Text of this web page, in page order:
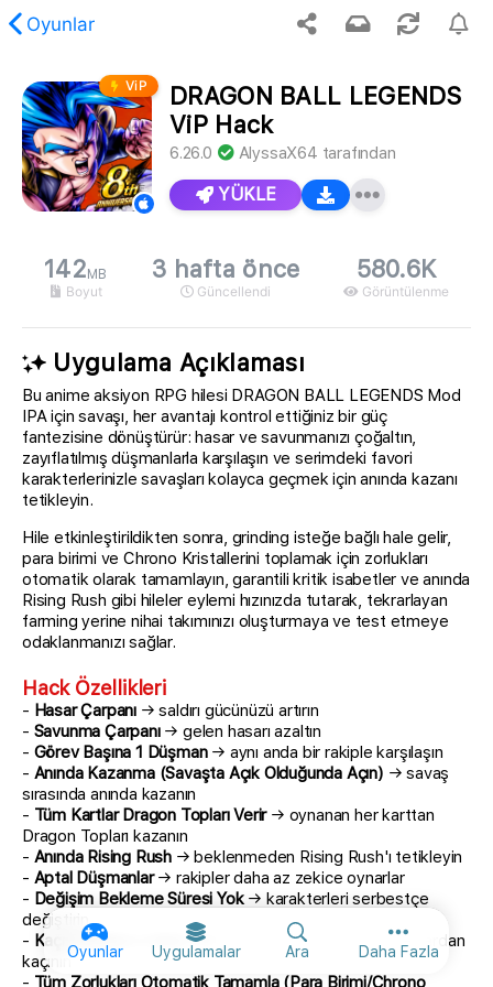
Oyunlar
Oyunlar Uygulamalar Ara Daha Fazla
Diğer
içerik bulunamadı.
ViP
DRAGON BALL LEGENDS
ViP Hack
6.26.0 AlyssaX64 tarafından
YÜKLE
142 MB
Boyut
3 hafta önce
Güncellendi
580.6K
Görüntülenme
Uygulama Açıklaması
Bu anime aksiyon RPG hilesi DRAGON BALL LEGENDS Mod
IPA için savaşı, her avantajı kontrol ettiğiniz bir güç
fantezisine dönüştürür: hasar ve savunmanızı çoğaltın,
zayıflatılmış düşmanlarla karşılaşın ve serimdeki favori
karakterlerinizle savaşları kolayca geçmek için anında kazanı
tetikleyin.
Hile etkinleştirildikten sonra, grinding isteğe bağlı hale gelir,
para birimi ve Chrono Kristallerini toplamak için zorlukları
otomatik olarak tamamlayın, garantili kritik isabetler ve anında
Rising Rush gibi hileler eylemi hızınızda tutarak, tekrarlayan
farming yerine nihai takımınızı oluşturmaya ve test etmeye
odaklanmanızı sağlar.
Hack Özellikleri
- Hasar Çarpanı → saldırı gücünüzü artırın
- Savunma Çarpanı→ gelen hasarı azaltın
- Görev Başına 1 Düşman→ aynı anda bir rakiple karşılaşın
- Anında Kazanma (Savaşta Açık Olduğunda Açın) → savaş
sırasında anında kazanın
- Tüm Kartlar Dragon Topları Verir→ oynanan her karttan
Dragon Topları kazanın
- Anında Rising Rush → beklenmeden Rising Rush'ı tetikleyin
- Aptal Düşmanlar→ rakipler daha az zekice oynarlar
- Değişim Bekleme Süresi Yok→ karakterleri serbestçe
değiştirin
- Kaçış Bekleme Süresi Yok → gecikme olmadan saldırılardan
kaçının
- Tüm Zorlukları Otomatik Tamamla (Para Birimi/Chrono